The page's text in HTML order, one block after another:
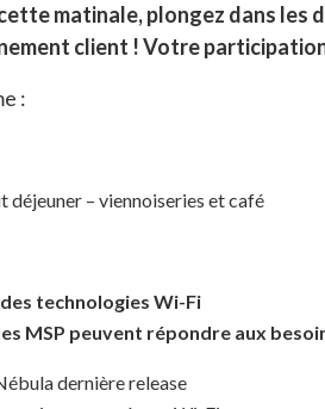
matinale, plongez dans les
client ! Votre
:
déjeuner – viennoiseries et café
technologies Wi-Fi
MSP peuvent répondre aux
dernière release